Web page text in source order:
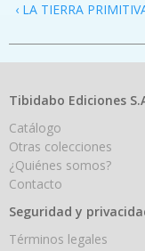
‹ LA TIERRA
Tibidabo Ediciones
Catálogo
Otras colecciones
¿Quiénes somos?
Contacto
Seguridad y
Términos legales